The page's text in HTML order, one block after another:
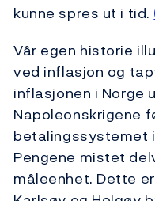
kunne spres ut i tid.
Vår egen historie
ved inflasjon og
inflasjonen i Norge
Napoleonskrigene
betalingssystemet
Pengene mistet
måleenhet. Dette